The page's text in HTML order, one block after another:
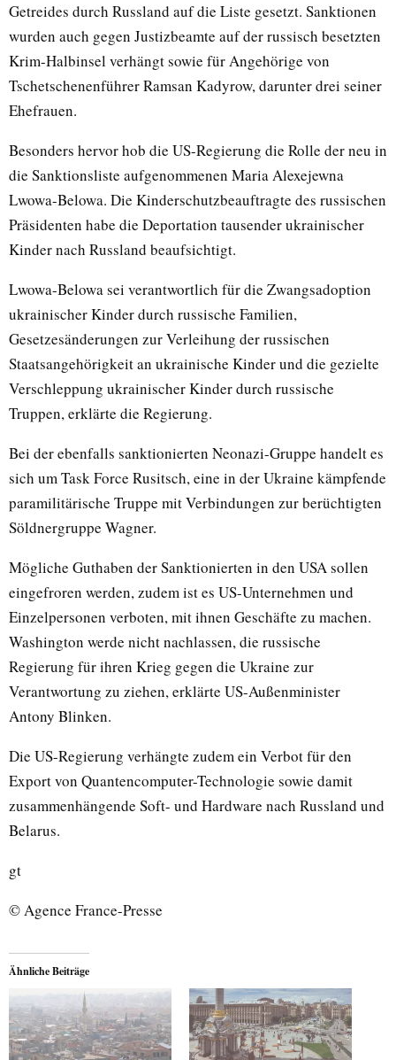
Getreides durch Russland auf die Liste gesetzt. Sanktionen
wurden auch gegen Justizbeamte auf der russisch besetzten
Krim-Halbinsel verhängt sowie für Angehörige von
Tschetschenenführer Ramsan Kadyrow, darunter drei seiner
Ehefrauen.
Besonders hervor hob die US-Regierung die Rolle der neu in
die Sanktionsliste aufgenommenen Maria Alexejewna
Lwowa-Belowa. Die Kinderschutzbeauftragte des russischen
Präsidenten habe die Deportation tausender ukrainischer
Kinder nach Russland beaufsichtigt.
Lwowa-Belowa sei verantwortlich für die Zwangsadoption
ukrainischer Kinder durch russische Familien,
Gesetzesänderungen zur Verleihung der russischen
Staatsangehörigkeit an ukrainische Kinder und die gezielte
Verschleppung ukrainischer Kinder durch russische
Truppen, erklärte die Regierung.
Bei der ebenfalls sanktionierten Neonazi-Gruppe handelt es
sich um Task Force Rusitsch, eine in der Ukraine kämpfende
paramilitärische Truppe mit Verbindungen zur berüchtigten
Söldnergruppe Wagner.
Mögliche Guthaben der Sanktionierten in den USA sollen
eingefroren werden, zudem ist es US-Unternehmen und
Einzelpersonen verboten, mit ihnen Geschäfte zu machen.
Washington werde nicht nachlassen, die russische
Regierung für ihren Krieg gegen die Ukraine zur
Verantwortung zu ziehen, erklärte US-Außenminister
Antony Blinken.
Die US-Regierung verhängte zudem ein Verbot für den
Export von Quantencomputer-Technologie sowie damit
zusammenhängende Soft- und Hardware nach Russland und
Belarus.
gt
© Agence France-Presse
Ähnliche Beiträge